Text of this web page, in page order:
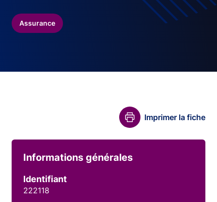
Assurance
Imprimer la fiche
Informations générales
Identifiant
222118